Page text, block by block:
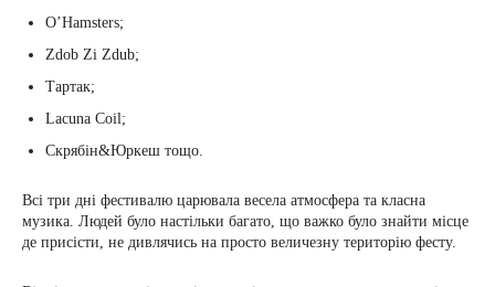
O’Hamsters;
Zdob Zi Zdub;
Тартак;
Lacuna Coil;
Скрябін&Юркеш тощо.
Всі три дні фестивалю царювала весела атмосфера та класна
музика. Людей було настільки багато, що важко було знайти місце
де присісти, не дивлячись на просто величезну територію фесту.